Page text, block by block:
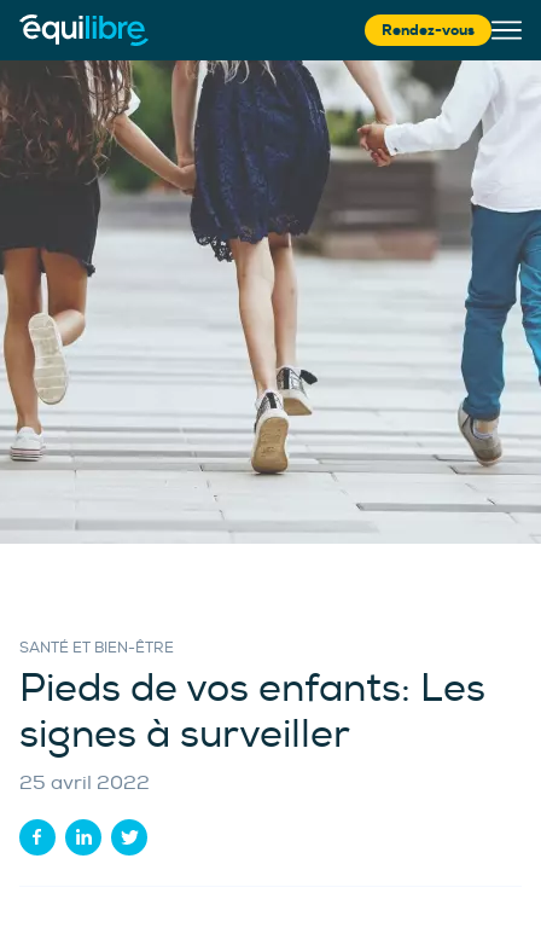
Rendez-vous
SANTÉ ET BIEN-ÊTRE
Pieds de vos enfants: Les
signes à surveiller
25 avril 2022